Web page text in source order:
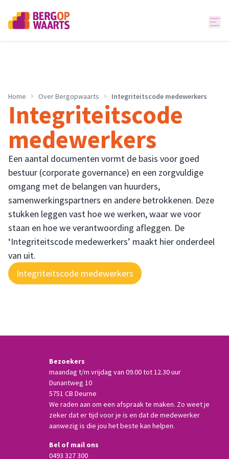
Home Over Bergopwaarts Integriteitscode medewerkers
Integriteitscode
medewerkers
Een aantal documenten vormt de basis voor goed
bestuur (corporate governance) en een zorgvuldige
omgang met de belangen van huurders,
samenwerkingspartners en andere betrokkenen. Deze
stukken leggen vast hoe we werken, waar we voor
staan en hoe we verantwoording afleggen. De
‘Integriteitscode medewerkers’ maakt hier onderdeel
van uit.
Integriteitscode medewerkers
Bezoekers
maandag t/m vrijdag van 09.00 tot 12.30 uur
Dunantweg 10
5751 CB Deurne
We raden aan om een afspraak te maken. Zo weet je
zeker dat er tijd voor je is en dat de medewerker
aanwezig is die jou het beste kan helpen.
Bel of mail ons
0493 327 300